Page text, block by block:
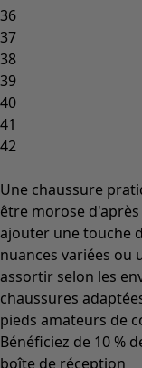
36
37
38
39
40
41
42
Une chaussure
être morose
ajouter une touche
nuances variées ou
assortir selon les
chaussures
pieds amateurs de
Bénéficiez de 10 %
boîte de réception